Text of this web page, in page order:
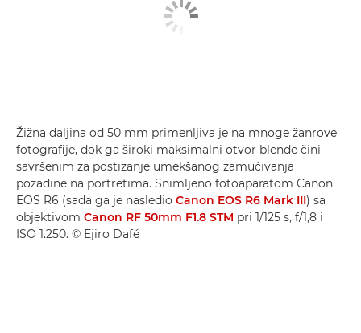
Žižna daljina od 50 mm primenljiva je na mnoge žanrove
fotografije, dok ga široki maksimalni otvor blende čini
savršenim za postizanje umekšanog zamućivanja
pozadine na portretima. Snimljeno fotoaparatom Canon
EOS R6 (sada ga je nasledio Canon EOS R6 Mark III) sa
objektivom Canon RF 50mm F1.8 STM pri 1/125 s, f/1,8 i
ISO 1.250. © Ejiro Dafé